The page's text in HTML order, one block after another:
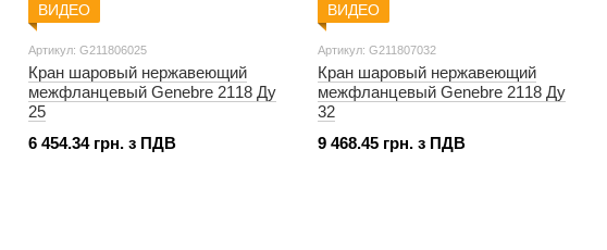
ВИДЕО
Артикул: G211806025
Кран шаровый нержавеющий
межфланцевый Genebre 2118 Ду
25
6 454.34 грн. з ПДВ
ВИДЕО
Артикул: G211807032
Кран шаровый нержавеющий
межфланцевый Genebre 2118 Ду
32
9 468.45 грн. з ПДВ